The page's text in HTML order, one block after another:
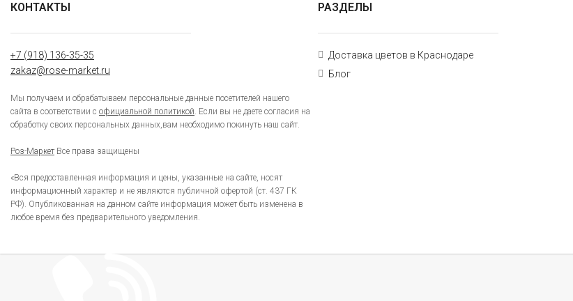
КОНТАКТЫ
+7 (918) 136-35-35
zakaz@rose-market.ru
Мы получаем и обрабатываем персональные данные посетителей нашего
сайта в соответствии с официальной политикой. Если вы не даете согласия на
обработку своих персональных данных,вам необходимо покинуть наш сайт.
Роз-МаркетВсе права защищены
«Вся предоставленная информация и цены, указанные на сайте, носят
информационный характер и не являются публичной офертой (ст. 437 ГК
РФ). Опубликованная на данном сайте информация может быть изменена в
любое время без предварительного уведомления.
РАЗДЕЛЫ
Доставка цветов в Краснодаре
Блог